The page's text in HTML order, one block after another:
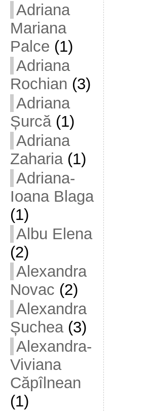
Adriana
Mariana
Palce (1)
Adriana
Rochian (3)
Adriana
Șurcă(1)
Adriana
Zaharia(1)
Adriana-
Ioana Blaga
(1)
Albu Elena
(2)
Alexandra
Novac (2)
Alexandra
Șuchea(3)
Alexandra-
Viviana
Căpîlnean
(1)